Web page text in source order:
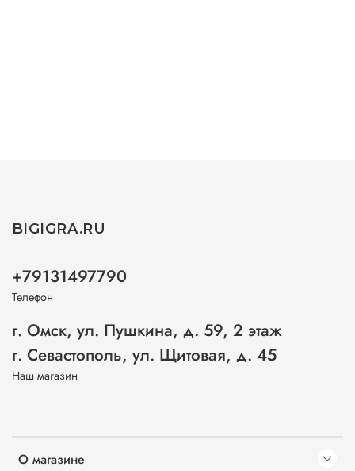
О магазине
BIGIGRA.RU
+79131497790
Телефон
г. Омск, ул. Пушкина, д. 59, 2 этаж
г. Севастополь, ул. Щитовая, д. 45
Наш магазин